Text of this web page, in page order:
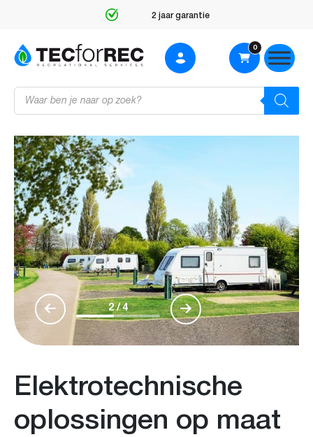
Gespecialiseerd in recreatietechniek
Producten
zoeken
0
Elektrotechnische
oplossingen op maat
2/4